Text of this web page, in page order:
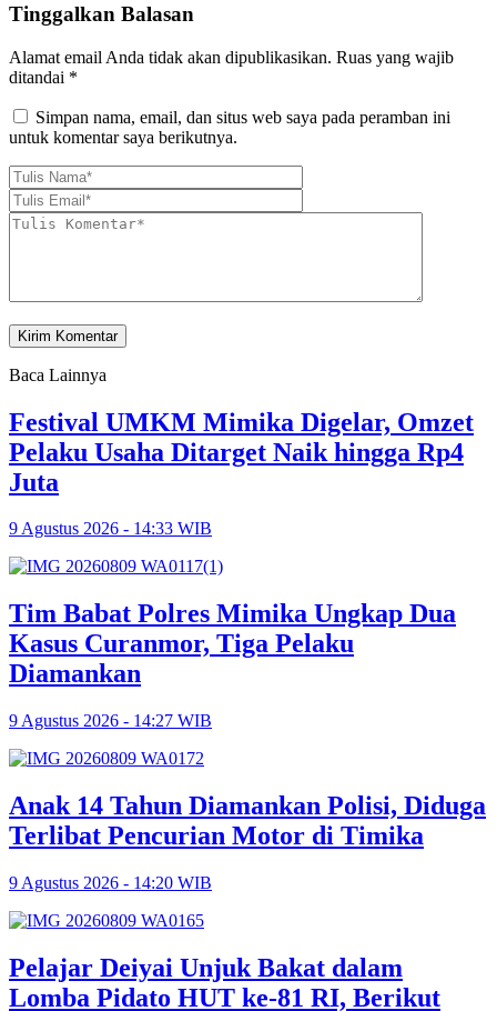
Tinggalkan Balasan
Alamat email Anda tidak akan dipublikasikan. Ruas yang wajib
ditandai *
Simpan nama, email, dan situs web saya pada peramban ini
untuk komentar saya berikutnya.
Baca Lainnya
Festival UMKM Mimika Digelar, Omzet
Pelaku Usaha Ditarget Naik hingga Rp4
Juta
9 Agustus 2026 - 14:33 WIB
Tim Babat Polres Mimika Ungkap Dua
Kasus Curanmor, Tiga Pelaku
Diamankan
9 Agustus 2026 - 14:27 WIB
Anak 14 Tahun Diamankan Polisi, Diduga
Terlibat Pencurian Motor di Timika
9 Agustus 2026 - 14:20 WIB
Pelajar Deiyai Unjuk Bakat dalam
Lomba Pidato HUT ke-81 RI, Berikut